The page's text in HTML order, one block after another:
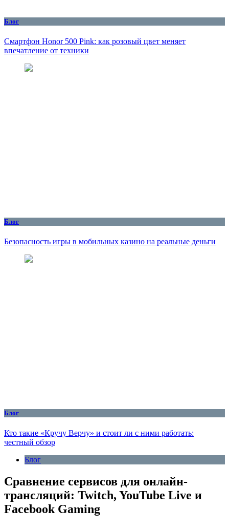
Блог
Смартфон Honor 500 Pink: как розовый цвет меняет
впечатление от техники
Блог
Безопасность игры в мобильных казино на реальные деньги
Блог
Кто такие «Кручу Верчу» и стоит ли с ними работать:
честный обзор
Блог
Сравнение сервисов для онлайн-
трансляций: Twitch, YouTube Live и
Facebook Gaming